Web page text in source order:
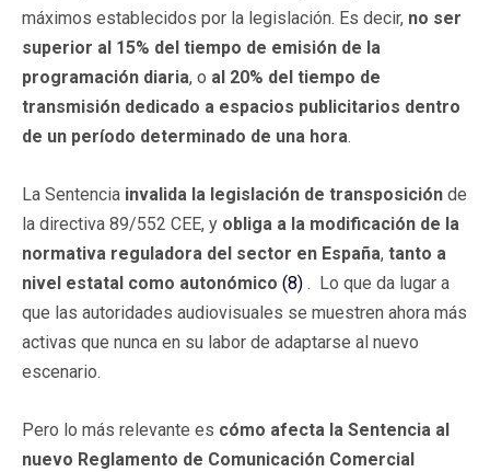
máximos establecidos por la legislación. Es decir, no ser
superior al 15% del tiempo de emisión de la
programación diaria, o al 20% del tiempo de
transmisión dedicado a espacios publicitarios dentro
de un período determinado de una hora.
La Sentencia invalida la legislación de transposición de
la directiva 89/552 CEE, y obliga a la modificación de la
normativa reguladora del sector en España, tanto a
nivel estatal como autonómico (8) . Lo que da lugar a
que las autoridades audiovisuales se muestren ahora más
activas que nunca en su labor de adaptarse al nuevo
escenario.
Pero lo más relevante es cómo afecta la Sentencia al
nuevo Reglamento de Comunicación Comercial